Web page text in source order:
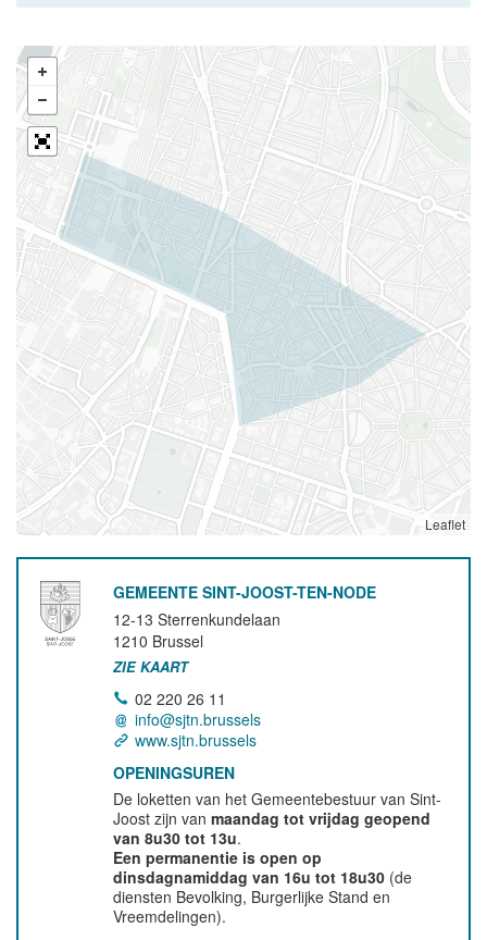
Leaflet
GEMEENTE SINT-JOOST-TEN-NODE
12-13 Sterrenkundelaan
1210 Brussel
ZIE KAART
02 220 26 11
info@sjtn.brussels
www.sjtn.brussels
OPENINGSUREN
De loketten van het Gemeentebestuur van Sint-
Joost zijn vanmaandag tot vrijdag geopend
van 8u30 tot 13u.
Een permanentie is open op
dinsdagnamiddag van 16u tot 18u30 (de
diensten Bevolking, Burgerlijke Stand en
Vreemdelingen).